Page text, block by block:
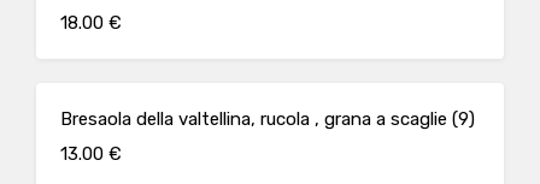
18.00 €
Bresaola della valtellina, rucola , grana a scaglie (9)
13.00 €